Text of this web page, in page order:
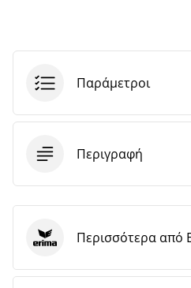
Παράμετροι
Περιγραφή
Erima Περισσότερα από